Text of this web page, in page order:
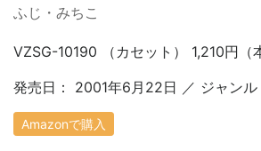
ふじ・みちこ
VZSG-10190 （カセット） 1,210円（
発売日： 2001年6月22日 ／ ジャンル
Amazonで購入